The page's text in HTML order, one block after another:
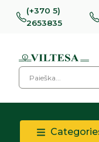
(+370 5)
2653835